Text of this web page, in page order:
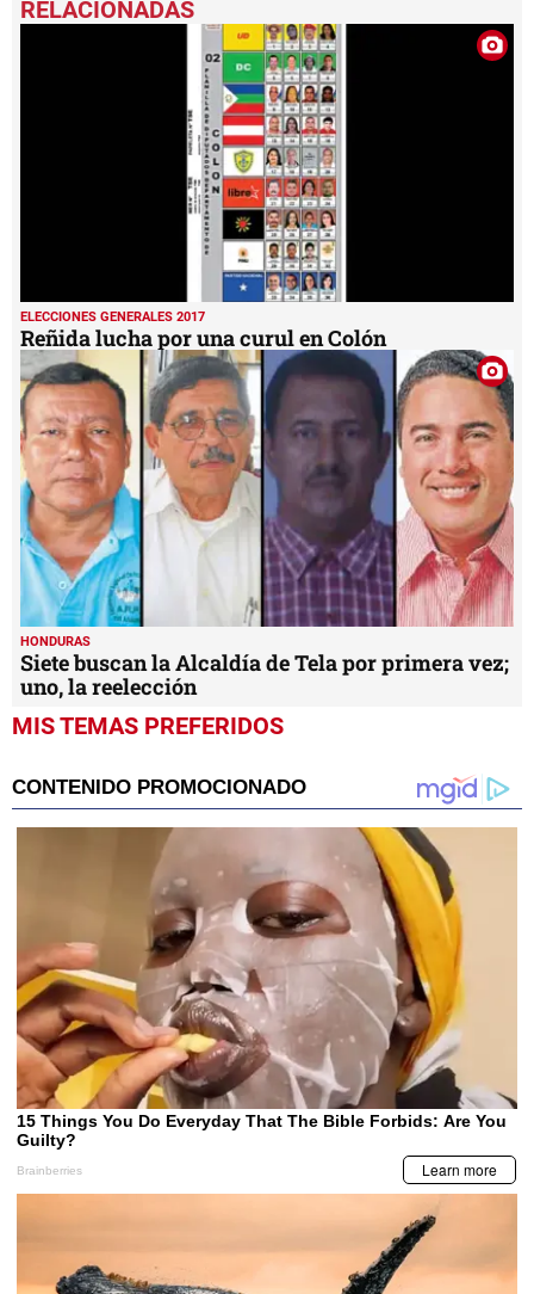
ELECCIONES GENERALES 2017
Reñida lucha por una curul en Colón
HONDURAS
Siete buscan la Alcaldía de Tela por primera vez;
uno, la reelección
MIS TEMAS PREFERIDOS